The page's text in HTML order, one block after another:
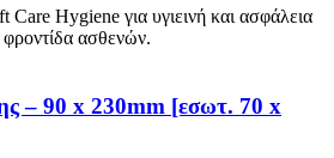
– 90 x 230mm [εσωτ. 70 x